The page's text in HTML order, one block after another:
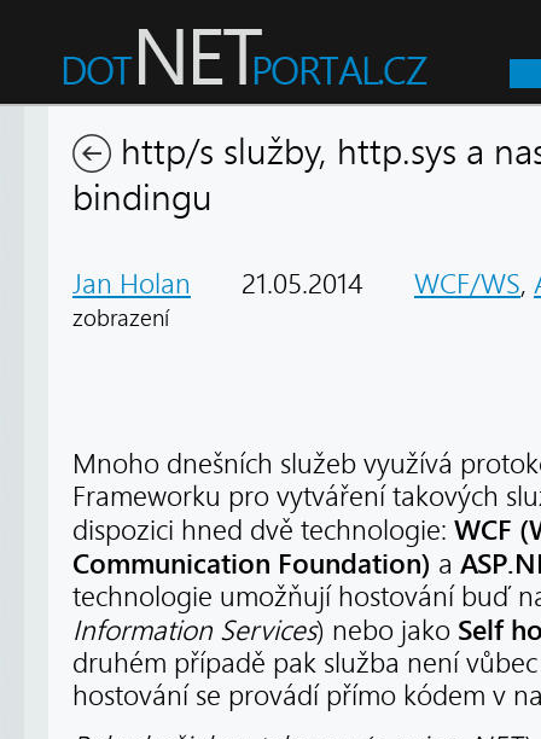
http/s služby, http.sys a
bindingu
Jan Holan 21.05.2014 WCF/WS,
zobrazení
Mnoho dnešních služeb využívá
Frameworku pro vytváření takových
dispozici hned dvě technologie: WCF
Communication Foundation) a
technologie umožňují hostování buď
Information Services) nebo jako Self
druhém případě pak služba není vůbec
hostování se provádí přímo kódem v